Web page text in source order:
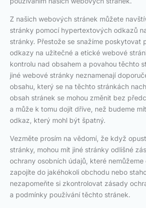
Z našich webových stránek můžete
stránky pomocí hypertextových odkazů
stránky. Přestože se snažíme poskytovat
odkazy na užitečné a etické webové
kontrolu nad obsahem a povahou těchto
jiné webové stránky neznamenají
obsahu, který se na těchto stránkách
obsah stránek se mohou změnit bez
a může k tomu dojít dříve, než budeme
odkaz, který mohl být špatný.
Vezměte prosím na vědomí, že když
stránky, mohou mít jiné stránky odlišné
ochrany osobních údajů, které
zapojíte do jakéhokoli obchodu nebo
nezapomeňte si zkontrolovat zásady
a podmínky používání těchto stránek.